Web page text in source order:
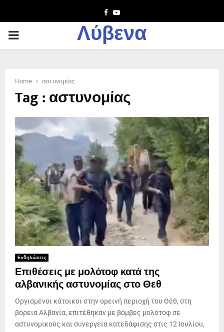
Facebook
Youtube
PRIMARY
Λύβενα
Home αστυνομίας
Tag : αστυνομίας
Εκδηλώσεις
Επιθέσεις με μολότοφ κατά της
αλβανικής αστυνομίας στο Θεθ
Οργισμένοι κάτοικοι στην ορεινή περιοχή του Θέθ, στη
βόρεια Αλβανία, επιτέθηκαν με βόμβες μολότοφ σε
αστυνομικούς και συνεργεία κατεδάφισης στις 12 Ιουλίου,